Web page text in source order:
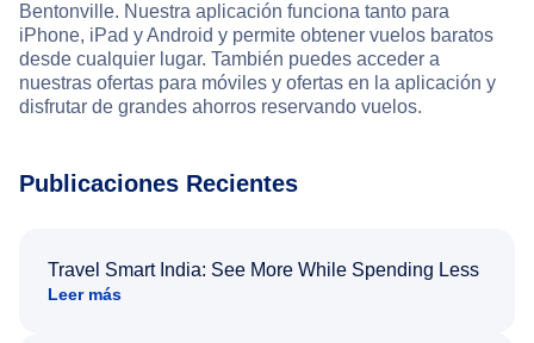
Bentonville. Nuestra aplicación funciona tanto para
iPhone, iPad y Android y permite obtener vuelos baratos
desde cualquier lugar. También puedes acceder a
nuestras ofertas para móviles y ofertas en la aplicación y
disfrutar de grandes ahorros reservando vuelos.
Publicaciones Recientes
Travel Smart India: See More While Spending Less
Leer más